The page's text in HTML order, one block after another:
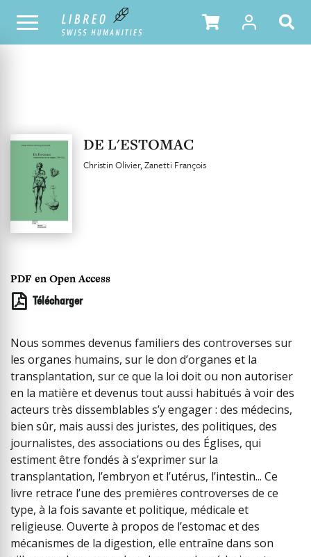
NOTRE CATALOGUE TABLE DES MATIÈRES
DE L'ESTOMAC
Christin Olivier Zanetti François
PDF en Open Access
Télécharger
Nous sommes devenus familiers des controverses sur
les organes humains, sur le don d’organes et la
transplantation, sur ce que la loi doit ou non autoriser
en la matière et devenus tout aussi habitués à voir des
acteurs très dissemblables s’y engager : des médecins,
bien sûr, mais aussi des juristes, des politiques, des
journalistes, des associations ou des Églises, qui
estiment être fondés à s’exprimer sur la
transplantation, l’embryon et l’utérus, l’intestin... Ce
livre retrace l’une des premières controverses de ce
type, à la fois savante et politique, médicale et
religieuse. Ouverte à propos de l’estomac et des
mécanismes de la digestion, elle entraîne dans son